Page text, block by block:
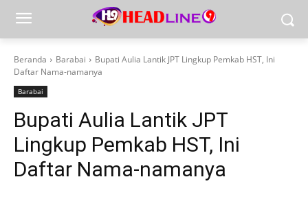
Beranda Barabai
Bupati Aulia Lantik JPT Lingkup Pemkab HST, Ini
Daftar Nama-namanya
Barabai
Bupati Aulia Lantik JPT
Lingkup Pemkab HST, Ini
Daftar Nama-namanya